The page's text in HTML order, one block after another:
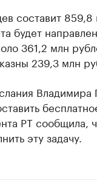
составит 859,8
будет
361,2 млн
239,3 млн
Владимира
РТ сообщила,
эту задачу.